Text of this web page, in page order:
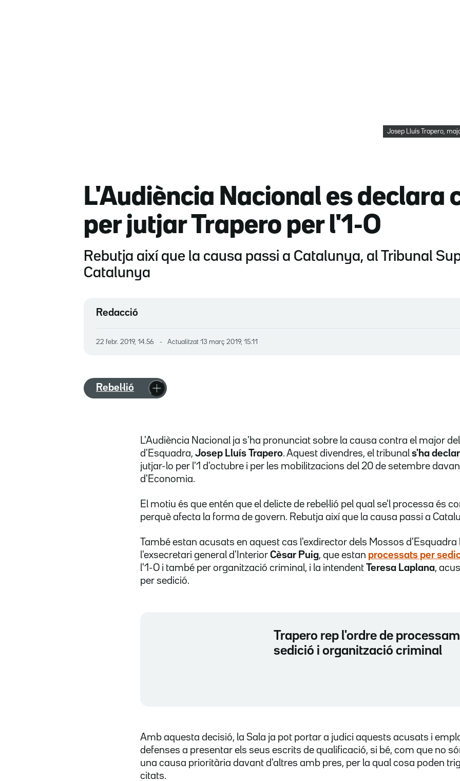
Josep Lluís Trapero,
L'Audiència Nacional es declara
per jutjar Trapero per l'1-O
Rebutja així que la causa passi a Catalunya, al Tribunal
Catalunya
Redacció
22 febr. 2019, 14.56 Actualitzat 13 març 2019, 15.11
Rebel·lió
L'Audiència Nacional ja s'ha pronunciat sobre la causa contra el major
d'Esquadra, Josep Lluís Trapero. Aquest divendres, el tribunal s'ha
jutjar-lo per l'1 d'octubre i per les mobilitzacions del 20 de setembre
d'Economia.
El motiu és que entén que el delicte de rebel·lió pel qual se'l processa és
perquè afecta la forma de govern. Rebutja així que la causa passi a
També estan acusats en aquest cas l'exdirector dels Mossos d'Esquadra
l'exsecretari general d'Interior Cèsar Puig, que estan processats per
l'1-O i també per organització criminal, i la intendent Teresa Laplana,
per sedició.
Trapero rep l'ordre de
sedició i organització criminal
Amb aquesta decisió, la Sala ja pot portar a judici aquests acusats i
defenses a presentar els seus escrits de qualificació, si bé, com que no
una causa prioritària davant d'altres amb pres, per la qual cosa poden
citats.